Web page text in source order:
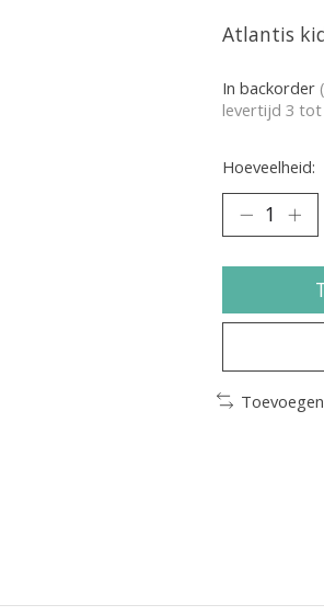
Atlantis
In backorder
levertijd 3 tot
Hoeveelheid: